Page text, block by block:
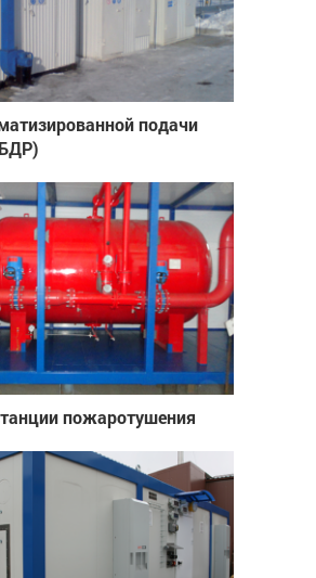
подачи
пожаротушения